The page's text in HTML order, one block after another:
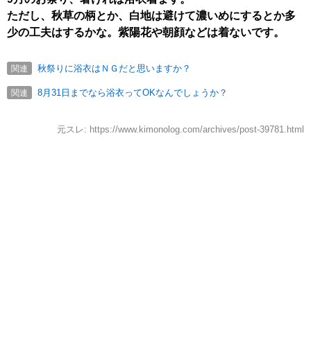
ただし、秋草の柄とか、白地は避けて濃いめにするとか多
少の工夫はするかな。紫陽花や朝顔などは着ないです。
関連 秋祭りに浴衣はＮＧだと思いますか？
関連 8月31日までなら浴衣ってOKなんでしょうか？
元スレ: https://www.kimonolog.com/archives/post-39781.html